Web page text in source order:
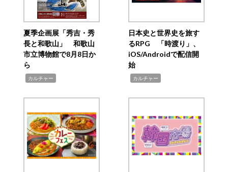
夏季企画展「秀吉・秀
長と和歌山」 和歌山
市立博物館で8月8日か
ら
カルチャー
日本史と世界史を旅す
るRPG 「時渡り」、
iOS/Androidで配信開
始
カルチャー